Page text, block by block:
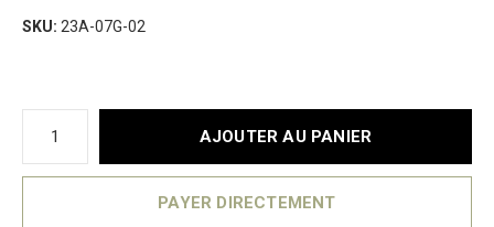
SKU: 23A-07G-02
AJOUTER AU PANIER
PAYER DIRECTEMENT